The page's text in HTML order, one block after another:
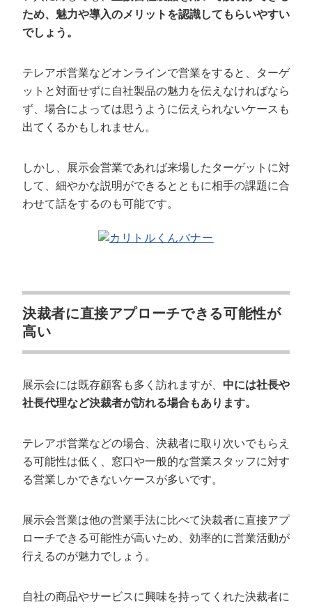
ため、魅力や導入のメリットを認識してもらいやすい
でしょう。
テレアポ営業などオンラインで営業をすると、ターゲ
ットと対面せずに自社製品の魅力を伝えなければなら
ず、場合によっては思うように伝えられないケースも
出てくるかもしれません。
しかし、展示会営業であれば来場したターゲットに対
して、細やかな説明ができるとともに相手の課題に合
わせて話をするのも可能です。
決裁者に直接アプローチできる可能性が
高い
展示会には既存顧客も多く訪れますが、 中には社長や
社長代理など決裁者が訪れる場合もあります。
テレアポ営業などの場合、決裁者に取り次いでもらえ
る可能性は低く、窓口や一般的な営業スタッフに対す
る営業しかできないケースが多いです。
展示会営業は他の営業手法に比べて決裁者に直接アプ
ローチできる可能性が高いため、効率的に営業活動が
行えるのが魅力でしょう。
自社の商品やサービスに興味を持ってくれた決裁者に